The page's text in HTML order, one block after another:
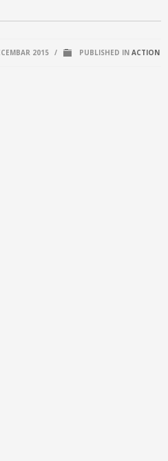
2015 / PUBLISHED IN ACTION